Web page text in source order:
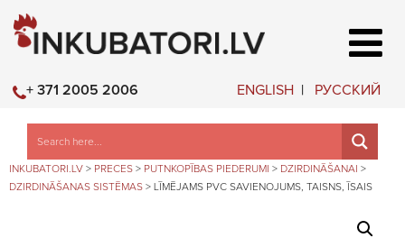
ENGLISH РУССКИЙ
+ 371 2005 2006
INKUBATORI.LV > PRECES > PUTNKOPĪBAS PIEDERUMI > DZIRDINĀŠANAI >
DZIRDINĀŠANAS SISTĒMAS > LĪMĒJAMS PVC SAVIENOJUMS, TAISNS, ĪSAIS